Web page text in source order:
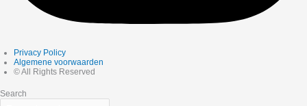
Privacy Policy
Algemene voorwaarden
© All Rights Reserved
Search